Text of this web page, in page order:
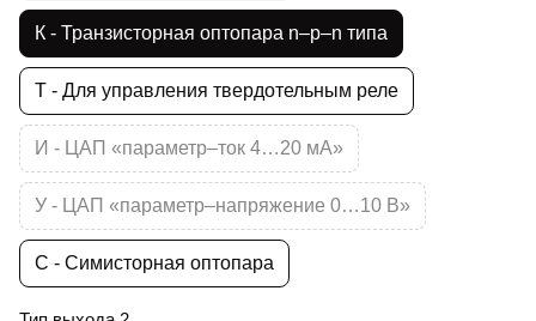
К - Транзисторная оптопара n–p–n типа
Т - Для управления твердотельным реле
И - ЦАП «параметр–ток 4…20 мА»
У - ЦАП «параметр–напряжение 0…10 В»
С - Симисторная оптопара